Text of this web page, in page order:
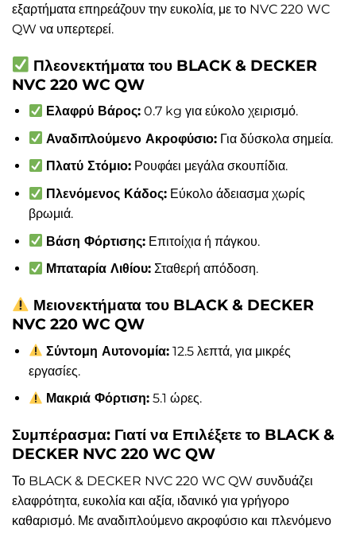
εξαρτήματα επηρεάζουν την ευκολία, με το NVC 220 WC
QW να υπερτερεί.
Πλεονεκτήματα του BLACK & DECKER
NVC 220 WC QW
Ελαφρύ Βάρος: 0.7 kg για εύκολο χειρισμό.
Αναδιπλούμενο Ακροφύσιο: Για δύσκολα σημεία.
Πλατύ Στόμιο: Ρουφάει μεγάλα σκουπίδια.
Πλενόμενος Κάδος: Εύκολο άδειασμα χωρίς
βρωμιά.
Βάση Φόρτισης: Επιτοίχια ή πάγκου.
Μπαταρία Λιθίου: Σταθερή απόδοση.
Μειονεκτήματα του BLACK & DECKER
NVC 220 WC QW
Σύντομη Αυτονομία: 12.5 λεπτά, για μικρές
εργασίες.
Μακριά Φόρτιση: 5.1 ώρες.
Συμπέρασμα: Γιατί να Επιλέξετε το BLACK &
DECKER NVC 220 WC QW
Το BLACK & DECKER NVC 220 WC QW συνδυάζει
ελαφρότητα, ευκολία και αξία, ιδανικό για γρήγορο
καθαρισμό. Με αναδιπλούμενο ακροφύσιο και πλενόμενο